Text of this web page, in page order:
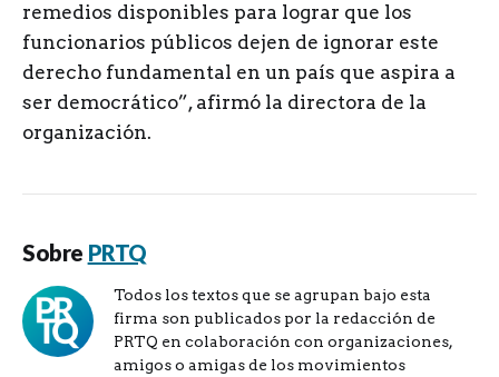
remedios disponibles para lograr que los
funcionarios públicos dejen de ignorar este
derecho fundamental en un país que aspira a
ser democrático”, afirmó la directora de la
organización.
Sobre PRTQ
Todos los textos que se agrupan bajo esta
firma son publicados por la redacción de
PRTQ en colaboración con organizaciones,
amigos o amigas de los movimientos